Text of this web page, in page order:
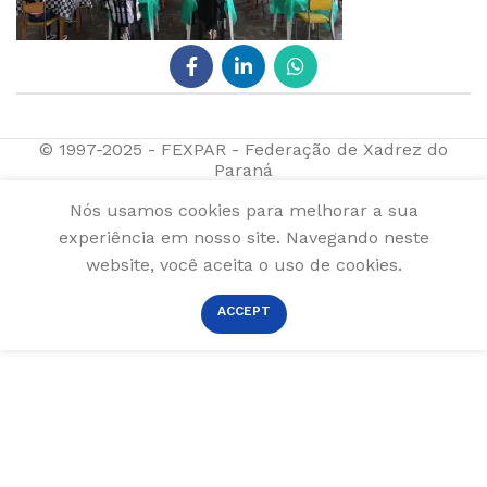
© 1997-2025 - FEXPAR - Federação de Xadrez do
Paraná
Nós usamos cookies para melhorar a sua
experiência em nosso site. Navegando neste
website, você aceita o uso de cookies.
ACCEPT